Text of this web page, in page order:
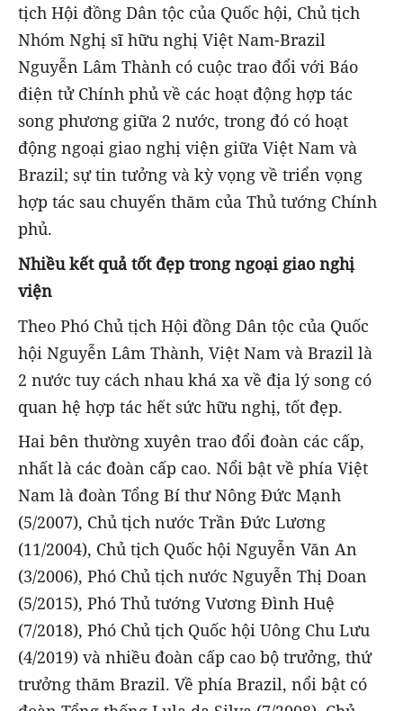
tịch Hội đồng Dân tộc của Quốc hội, Chủ tịch
Nhóm Nghị sĩ hữu nghị Việt Nam-Brazil
Nguyễn Lâm Thành có cuộc trao đổi với Báo
điện tử Chính phủ về các hoạt động hợp tác
song phương giữa 2 nước, trong đó có hoạt
động ngoại giao nghị viện giữa Việt Nam và
Brazil; sự tin tưởng và kỳ vọng về triển vọng
hợp tác sau chuyến thăm của Thủ tướng Chính
phủ.
Nhiều kết quả tốt đẹp trong ngoại giao nghị
viện
Theo Phó Chủ tịch Hội đồng Dân tộc của Quốc
hội Nguyễn Lâm Thành, Việt Nam và Brazil là
2 nước tuy cách nhau khá xa về địa lý song có
quan hệ hợp tác hết sức hữu nghị, tốt đẹp.
Hai bên thường xuyên trao đổi đoàn các cấp,
nhất là các đoàn cấp cao. Nổi bật về phía Việt
Nam là đoàn Tổng Bí thư Nông Đức Mạnh
(5/2007), Chủ tịch nước Trần Đức Lương
(11/2004), Chủ tịch Quốc hội Nguyễn Văn An
(3/2006), Phó Chủ tịch nước Nguyễn Thị Doan
(5/2015), Phó Thủ tướng Vương Đình Huệ
(7/2018), Phó Chủ tịch Quốc hội Uông Chu Lưu
(4/2019) và nhiều đoàn cấp cao bộ trưởng, thứ
trưởng thăm Brazil. Về phía Brazil, nổi bật có